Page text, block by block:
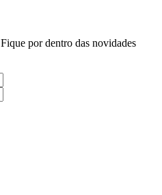
Fique por dentro das novidades